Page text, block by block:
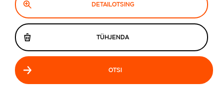
DETAILOTSING
TÜHJENDA
OTSI